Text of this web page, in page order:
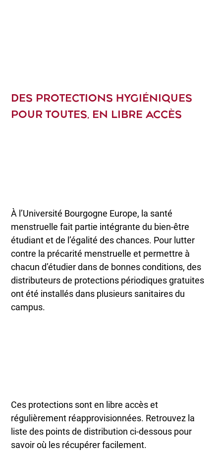
DES PROTECTIONS HYGIÉNIQUES
POUR TOUTES, EN LIBRE ACCÈS
À l’Université Bourgogne Europe, la santé
menstruelle fait partie intégrante du bien-être
étudiant et de l’égalité des chances. Pour lutter
contre la précarité menstruelle et permettre à
chacun d’étudier dans de bonnes conditions, des
distributeurs de protections périodiques gratuites
ont été installés dans plusieurs sanitaires du
campus.
Ces protections sont en libre accès et
régulièrement réapprovisionnées. Retrouvez la
liste des points de distribution ci-dessous pour
savoir où les récupérer facilement.